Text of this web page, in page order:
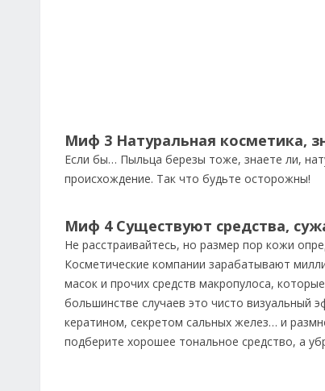
Миф 3 Натуральная косметика,
Если бы… Пыльца березы тоже, знаете ли,
происхождение. Так что будьте осторожны!
Миф 4 Существуют средства,
Не расстраивайтесь, но размер пор кожи
Косметические компании зарабатывают
масок и прочих средств макропулоса,
большинстве случаев это чисто
кератином, секретом сальных желез… и
подберите хорошее тональное средство, а